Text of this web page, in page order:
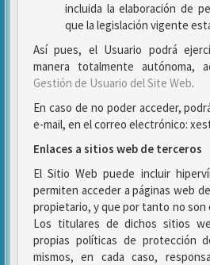
incluida la elaboración de
que la legislación vigente
Así pues, el Usuario podrá
manera totalmente autónoma,
Gestión de Usuario del Site Web.
En caso de no poder acceder,
e-mail, en el correo electrónico:
Enlaces a sitios web de terceros
El Sitio Web puede incluir
permiten acceder a páginas web
propietario, y que por tanto no son
Los titulares de dichos sitios
propias políticas de protección
mismos, en cada caso,